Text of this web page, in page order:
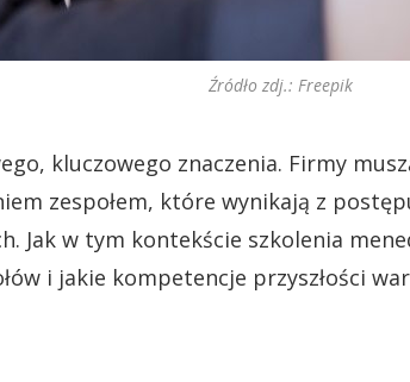
Źródło zdj.: Freepik
kluczowego znaczenia. Firmy
zespołem, które wynikają z
Jak w tym kontekście szkolenia
i jakie kompetencje przyszłości